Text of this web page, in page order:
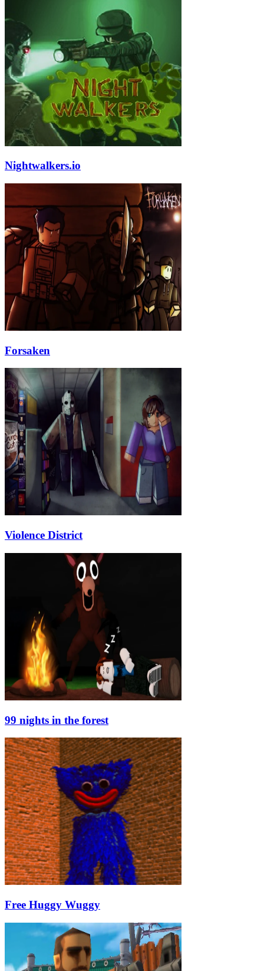
Nightwalkers.io
Forsaken
Violence District
99 nights in the forest
Free Huggy Wuggy